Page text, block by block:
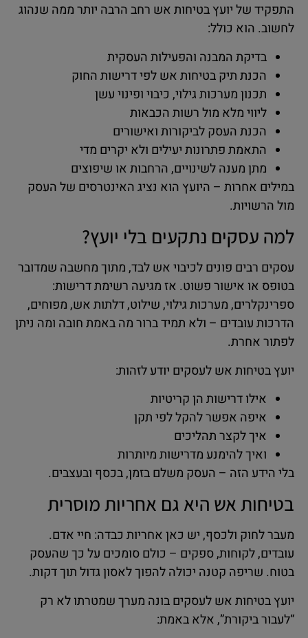
התפקיד של יועץ בטיחות אש רחב הרבה יותר ממה שנהוג
לחשוב. הוא כולל:
בדיקת המבנה והפעילות העסקית
הכנת תיק בטיחות אש לפי דרישות החוק
תכנון מערכות גילוי, כיבוי ופינוי עשן
ליווי מלא מול רשות הכבאות
הכנת העסק לביקורות ואישורים
התאמת פתרונות יעילים ולא יקרים מדי
מתן מענה לשינויים, הרחבות או שיפוצים
במילים אחרות – היועץ הוא נציג האינטרסים של העסק
מול הרשויות.
למה עסקים נתקעים בלי יועץ?
עסקים רבים פונים לכיבוי אש לבד, מתוך מחשבה שמדובר
בטופס או אישור פשוט. אז מגיעה רשימת דרישות:
ספרינקלרים, מערכות גילוי, שילוט, דלתות אש, מפוחים,
הדרכות עובדים – ולא תמיד ברור מה באמת חובה ומה ניתן
לפתור אחרת.
יועץ בטיחות אש לעסקים יודע לזהות:
אילו דרישות הן קריטיות
איפה אפשר להקל לפי תקן
איך לקצר תהליכים
ואיך להימנע מדרישות מיותרות
בלי הידע הזה – העסק משלם בזמן, בכסף ובעצבים.
בטיחות אש היא גם אחריות מוסרית
מעבר לחוק ולכסף, יש כאן אחריות כבדה: חיי אדם.
עובדים, לקוחות, ספקים – כולם סומכים על כך שהעסק
בטוח. שריפה קטנה יכולה להפוך לאסון גדול תוך דקות.
יועץ בטיחות אש לעסקים בונה מערך שמטרתו לא רק
“לעבור ביקורת”, אלא באמת: